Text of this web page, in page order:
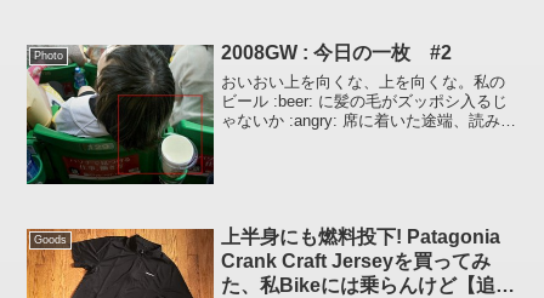
Photo 2008GW : 今日の一枚 #2
おいおい上を向くな、上を向くな。私の
ビール :beer: に髪の毛がズッポシ入るじ
ゃないか :angry: 席に着いた途端、読みが
Goods
上半身にも燃料投下! Patagonia
Crank Craft Jerseyを買ってみ
た、私Bikeには乗らんけど【追記